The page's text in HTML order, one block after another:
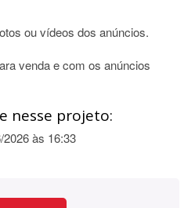
ou vídeos dos anúncios.
venda e com os anúncios
nesse projeto:
2026 às 16:33